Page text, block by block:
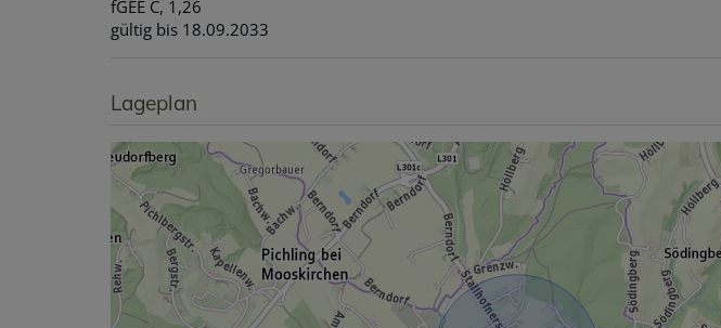
fGEE C, 1,26
gültig bis 18.09.2033
Lageplan